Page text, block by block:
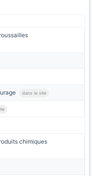
dans le site
chimiques